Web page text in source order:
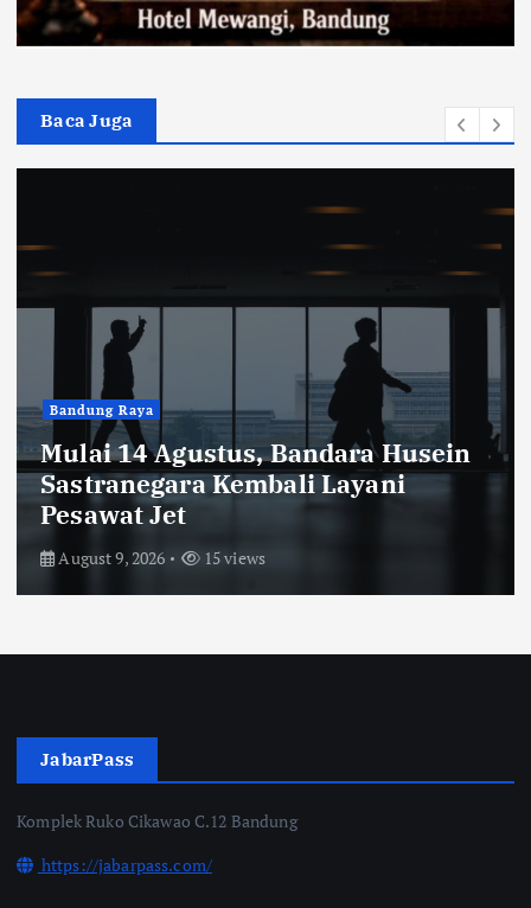
Baca Juga
Bandung Raya
Mulai 14 Agustus, Bandara Husein
Sastranegara Kembali Layani
Pesawat Jet
August 9, 2026 15 views
JabarPass
Komplek Ruko Cikawao C.12 Bandung
https://jabarpass.com/